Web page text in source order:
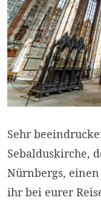
Sehr
Sebalduskirche,
Nürnbergs,
ihr bei eurer